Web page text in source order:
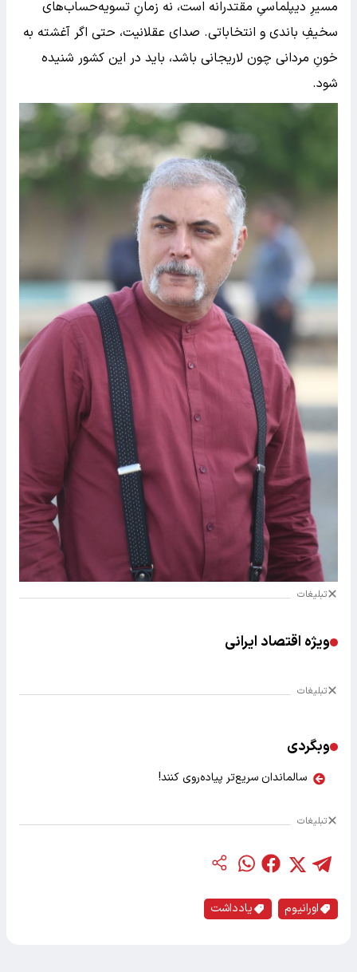
مسیرِ دیپلماسیِ مقتدرانه است، نه زمانِ تسویه‌حساب‌های
سخیفِ باندی و انتخاباتی. صدای عقلانیت، حتی اگر آغشته به
خونِ مردانی چون لاریجانی باشد، باید در این کشور شنیده
شود.
تبلیغات
ویژه اقتصاد ایرانی
تبلیغات
وبگردی
سالماندان سریع‌تر پیاده‌روی کنند!
تبلیغات
اورانیوم یادداشت